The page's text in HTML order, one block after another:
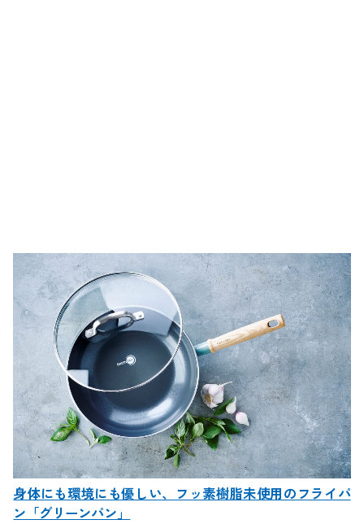
身体にも環境にも優しい、フッ素樹脂未使用のフライパ
ン「グリーンパン」